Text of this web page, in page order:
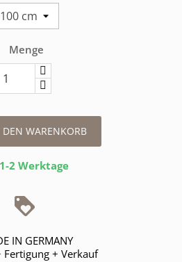
Menge
DEN WARENKORB
1-2 Werktage
IN GERMANY
Fertigung + Verkauf